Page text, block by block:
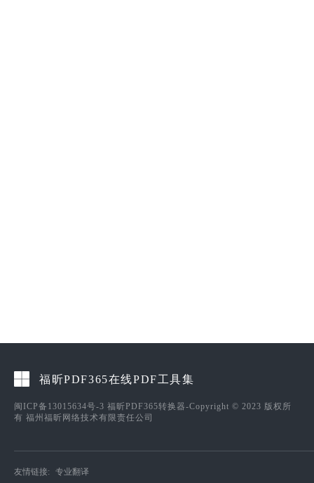
福昕PDF365在线PDF工具集
闽ICP备13015634号-3 福昕PDF365转换器-Copyright © 2023 版权所
有 福州福昕网络技术有限责任公司
友情链接: 专业翻译